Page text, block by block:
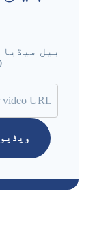
بیل میڈیا